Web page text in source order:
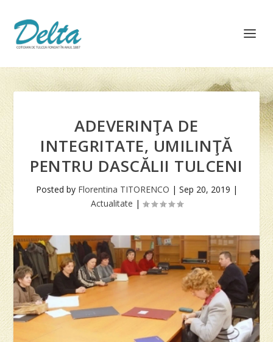
ADEVERINŢA DE
INTEGRITATE, UMILINŢĂ
PENTRU DASCĂLII TULCENI
Posted by Florentina TITORENCO | Sep 20, 2019 |
Actualitate |